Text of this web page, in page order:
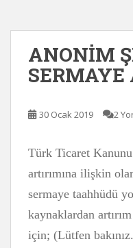
ANONİM
30 Ocak 2019 2
Türk Ticaret
artırımına ilişkin
sermaye taahhüdü
kaynaklardan
için; (Lütfen